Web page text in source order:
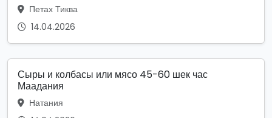
Петах Тиква
14.04.2026
Сыры и колбасы или мясо 45-60 шек час
Маадания
Натания